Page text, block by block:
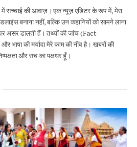
में सच्चाई की आवाज़। एक न्यूज़ एडिटर के रूप में, मेरा
बनाना नहीं, बल्कि उन कहानियों को सामने लाना
असर डालती हैं। तथ्यों की जांच (Fact-
भाषा की मर्यादा मेरे काम की नींव है। खबरों की
और सच का पक्षधर हूँ।